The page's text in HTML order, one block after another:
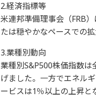
2.経済指標等
米連邦準備理事会（FRB
たは穏やかなペースでの
3.業種別動向
業種別S&P500株価指数
げました。一方でエネル
ービスは1％以上の上昇と